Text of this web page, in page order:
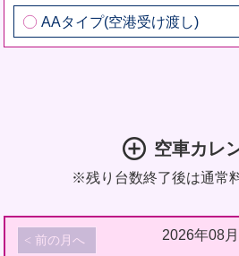
AAタイプ(空港受け渡し)
空車カレ
※残り台数終了後は通常
2026年08月